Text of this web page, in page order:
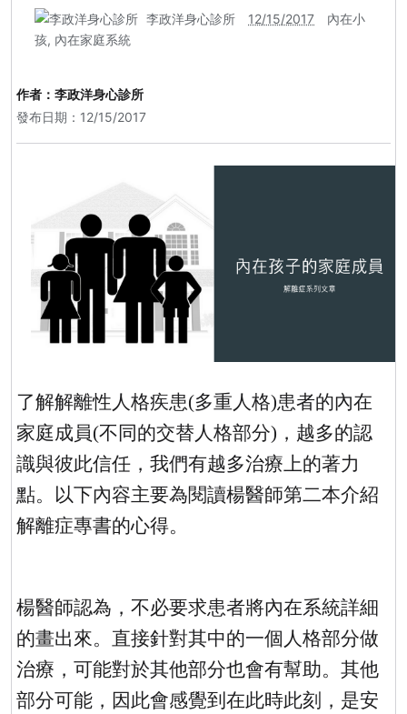
李政洋身心診所 12/15/2017
內在小
孩, 內在家庭系統
作者： 李政洋身心診所
發布日期：12/15/2017
了解解離性人格疾患(多重人格)患者的內在
家庭成員(不同的交替人格部分) ，越多的認
識與彼此信任，我們有越多治療上的著力
點。以下內容主要為閱讀楊醫師第二本介紹
解離症專書的心得。
楊醫師認為，不必要求患者將內在系統詳細
的畫出來。直接針對其中的一個人格部分做
治療，可能對於其他部分也會有幫助。其他
部分可能，因此會感覺到在此時此刻，是安